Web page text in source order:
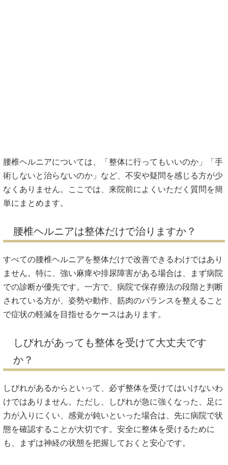
腰椎ヘルニアについては、「整体に行ってもいいのか」「手
術しないと治らないのか」など、不安や疑問を感じる方が少
なくありません。ここでは、来院前によくいただく質問を簡
単にまとめます。
腰椎ヘルニアは整体だけで治りますか？
すべての腰椎ヘルニアを整体だけで改善できるわけではあり
ません。特に、強い麻痺や排尿障害がある場合は、まず病院
での診断が優先です。一方で、病院で保存療法の段階と判断
されている方が、姿勢や動作、筋肉のバランスを整えること
で症状の軽減を目指せるケースはあります。
しびれがあっても整体を受けて大丈夫です
か？
しびれがあるからといって、必ず整体を受けてはいけないわ
けではありません。ただし、しびれが急に強くなった、足に
力が入りにくい、感覚が鈍いといった場合は、先に病院で状
態を確認することが大切です。安全に整体を受けるために
も、まずは神経の状態を把握しておくと安心です。